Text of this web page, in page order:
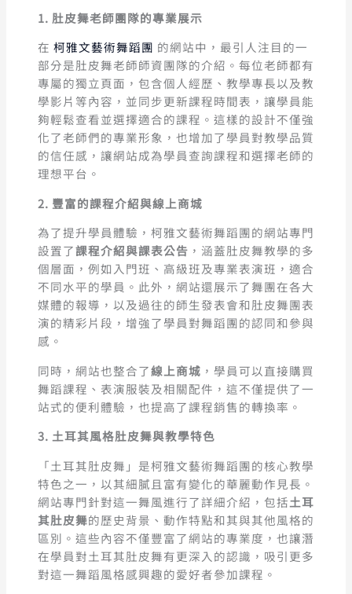
1. 肚皮舞老師團隊的專業展示
在 柯雅文藝術舞蹈團 的網站中，最引人注目的一
部分是肚皮舞老師師資團隊的介紹。每位老師都有
專屬的獨立頁面，包含個人經歷、教學專長以及教
學影片等內容，並同步更新課程時間表，讓學員能
夠輕鬆查看並選擇適合的課程。這樣的設計不僅強
化了老師們的專業形象，也增加了學員對教學品質
的信任感，讓網站成為學員查詢課程和選擇老師的
理想平台。
2. 豐富的課程介紹與線上商城
為了提升學員體驗，柯雅文藝術舞蹈團的網站專門
設置了課程介紹與課表公告 ，涵蓋肚皮舞教學的多
個層面，例如入門班、高級班及專業表演班，適合
不同水平的學員。此外，網站還展示了舞團在各大
媒體的報導，以及過往的師生發表會和肚皮舞團表
演的精彩片段，增強了學員對舞蹈團的認同和參與
感。
同時，網站也整合了線上商城 ，學員可以直接購買
舞蹈課程、表演服裝及相關配件，這不僅提供了一
站式的便利體驗，也提高了課程銷售的轉換率。
3. 土耳其風格肚皮舞與教學特色
「土耳其肚皮舞」是柯雅文藝術舞蹈團的核心教學
特色之一，以其細膩且富有變化的華麗動作見長。
網站專門針對這一舞風進行了詳細介紹，包括土耳
其肚皮舞的歷史背景、動作特點和其與其他風格的
區別。這些內容不僅豐富了網站的專業度，也讓潛
在學員對土耳其肚皮舞有更深入的認識，吸引更多
對這一舞蹈風格感興趣的愛好者參加課程。